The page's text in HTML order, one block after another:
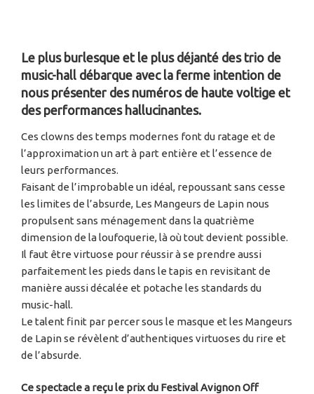
Le plus burlesque et le plus déjanté des trio de
music-hall débarque avec la ferme intention de
nous présenter des numéros de haute voltige et
des performances hallucinantes.
Ces clowns des temps modernes font du ratage et de
l’approximation un art à part entière et l’essence de
leurs performances.
Faisant de l’improbable un idéal, repoussant sans cesse
les limites de l’absurde, Les Mangeurs de Lapin nous
propulsent sans ménagement dans la quatrième
dimension de la loufoquerie, là où tout devient possible.
Il faut être virtuose pour réussir à se prendre aussi
parfaitement les pieds dans le tapis en revisitant de
manière aussi décalée et potache les standards du
music-hall.
Le talent finit par percer sous le masque et les Mangeurs
de Lapin se révèlent d’authentiques virtuoses du rire et
de l’absurde.
Ce spectacle a reçu le prix du Festival Avignon Off